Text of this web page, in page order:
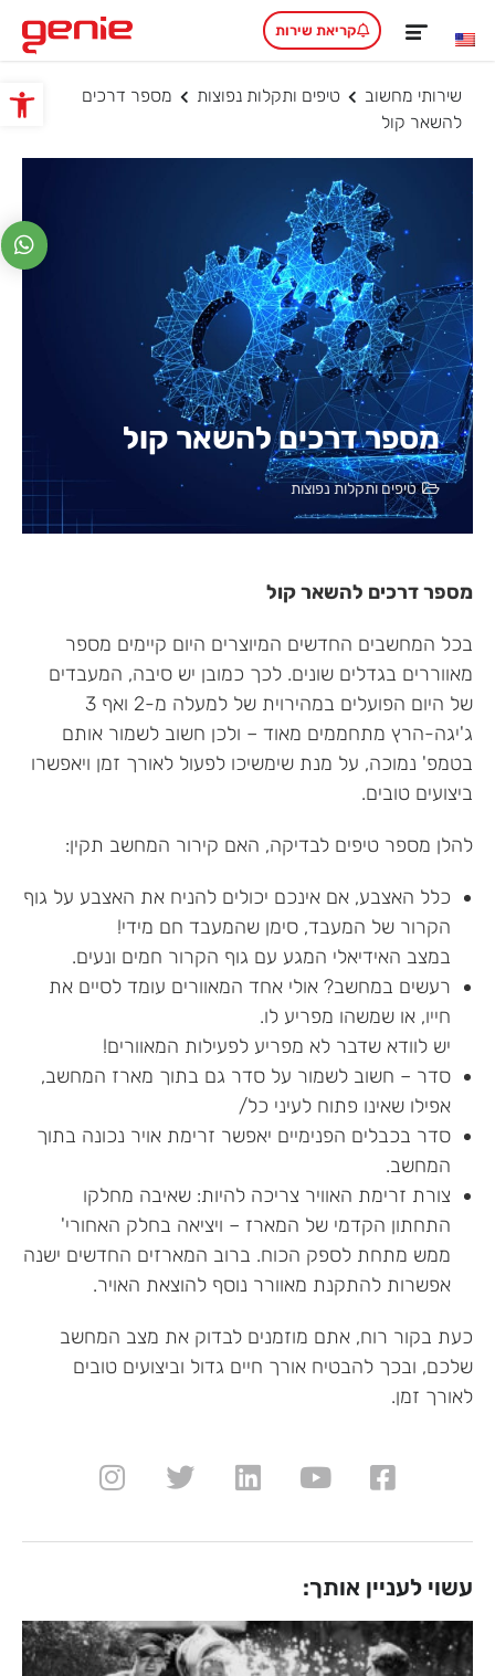
פתח
קריאת שירות
שירותי מחשוב טיפים ותקלות נפוצות
מספר דרכים
להשאר קול
מספר דרכים להשאר קול
טיפים ותקלות נפוצות
מספר דרכים להשאר קול
בכל המחשבים החדשים המיוצרים היום קיימים מספר
מאווררים בגדלים שונים. לכך כמובן יש סיבה, המעבדים
של היום הפועלים במהירוית של למעלה מ-2 ואף 3
ג'יגה-הרץ מתחממים מאוד – ולכן חשוב לשמור אותם
בטמפ' נמוכה, על מנת שימשיכו לפעול לאורך זמן ויאפשרו
ביצועים טובים.
להלן מספר טיפים לבדיקה, האם קירור המחשב תקין:
כלל האצבע, אם אינכם יכולים להניח את האצבע על גוף
הקרור של המעבד, סימן שהמעבד חם מידי!
במצב האידיאלי המגע עם גוף הקרור חמים ונעים.
רעשים במחשב? אולי אחד המאוורים עומד לסיים את
חייו, או שמשהו מפריע לו.
יש לוודא שדבר לא מפריע לפעילות המאוורים!
סדר – חשוב לשמור על סדר גם בתוך מארז המחשב,
אפילו שאינו פתוח לעיני כל/
סדר בכבלים הפנימיים יאפשר זרימת אויר נכונה בתוך
המחשב.
צורת זרימת האוויר צריכה להיות: שאיבה מחלקו
התחתון הקדמי של המארז – ויציאה בחלק האחורי'
ממש מתחת לספק הכוח. ברוב המארזים החדשים ישנה
אפשרות להתקנת מאוורר נוסף להוצאת האויר.
כעת בקור רוח, אתם מוזמנים לבדוק את מצב המחשב
שלכם, ובכך להבטיח אורך חיים גדול וביצועים טובים
לאורך זמן.
עשוי לעניין אותך: